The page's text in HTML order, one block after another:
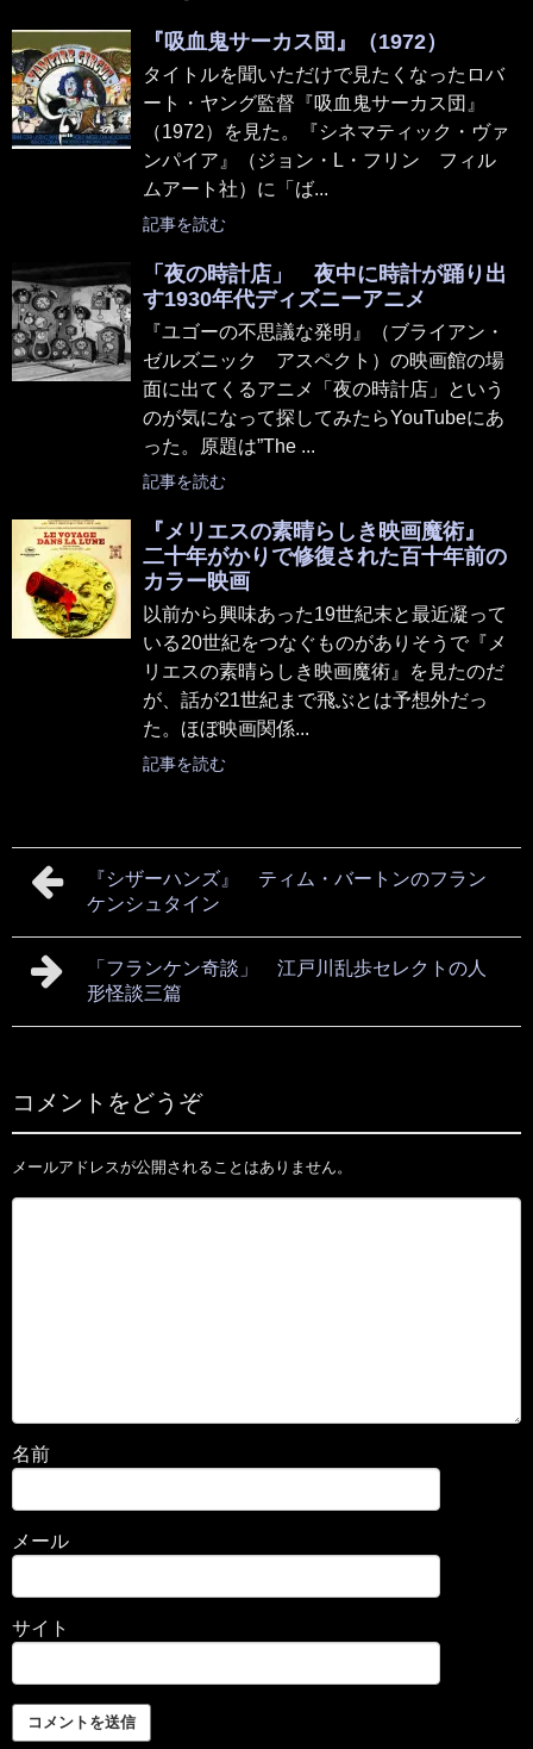
『吸血鬼サーカス団』（1972）
タイトルを聞いただけで見たくなったロバ
ート・ヤング監督『吸血鬼サーカス団』
（1972）を見た。『シネマティック・ヴァ
ンパイア』（ジョン・L・フリン フィル
ムアート社）に「ば...
記事を読む
「夜の時計店」 夜中に時計が踊り出
す1930年代ディズニーアニメ
『ユゴーの不思議な発明』（ブライアン・
ゼルズニック アスペクト）の映画館の場
面に出てくるアニメ「夜の時計店」という
のが気になって探してみたらYouTubeにあ
った。原題は”The ...
記事を読む
『メリエスの素晴らしき映画魔術』
二十年がかりで修復された百十年前の
カラー映画
以前から興味あった19世紀末と最近凝って
いる20世紀をつなぐものがありそうで『メ
リエスの素晴らしき映画魔術』を見たのだ
が、話が21世紀まで飛ぶとは予想外だっ
た。ほぼ映画関係...
記事を読む
『シザーハンズ』 ティム・バートンのフラン
ケンシュタイン
「フランケン奇談」 江戸川乱歩セレクトの人
形怪談三篇
コメントをどうぞ
メールアドレスが公開されることはありません。
名前
メール
サイト